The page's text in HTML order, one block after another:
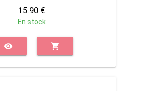
15.90 €
En stock
visibility shopping_cart